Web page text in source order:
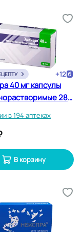
+12
40 мг капсулы
28
в 194 аптеках
В корзину